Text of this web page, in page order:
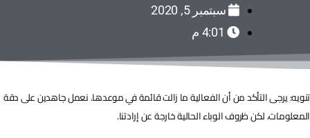
سبتمبر 5, 2020
4:01 م
يرجى التأكد من أن الفعالية ما زالت قائمة في موعدها. نعمل جاهدين على دقة
لكن ظروف الوباء الحالية خارجة عن إرادتنا.